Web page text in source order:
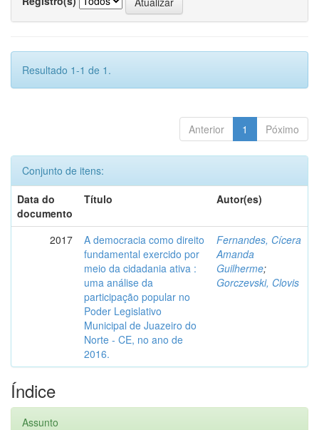
Resultado 1-1 de 1.
Anterior 1 Póximo
Conjunto de itens:
Data do
documento
Título Autor(es)
2017
A democracia como direito
fundamental exercido por
meio da cidadania ativa :
uma análise da
participação popular no
Poder Legislativo
Municipal de Juazeiro do
Norte - CE, no ano de
2016.
Fernandes, Cícera
Amanda
Guilherme;
Gorczevski, Clovis
Índice
Assunto